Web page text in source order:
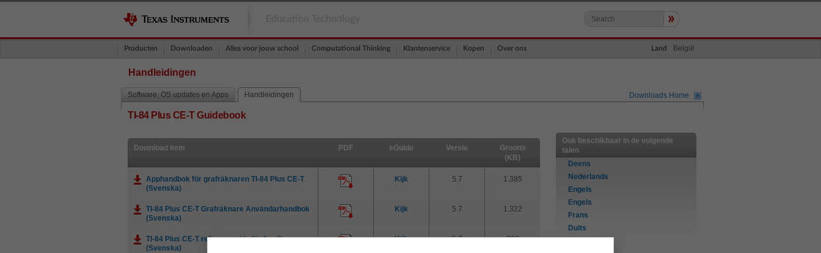
»
Producten Downloaden Alles voor jouw school Computational Thinking Klantenservice Kopen Over ons Land België
Handleidingen
Software, OS updates en Apps Handleidingen Downloads Home
TI-84 Plus CE-T Guidebook
Download item PDF eGuide Versie
Grootte
(KB)
Apphandbok för grafräknaren TI-84 Plus CE-T
(Svenska)
Kijk 5.7 1.385
TI-84 Plus CE-T Grafräknare Användarhandbok
(Svenska)
Kijk 5.7 1.322
TI-84 Plus CE-T referensguide för familjen
(Svenska)
Kijk 5.7 768
Ook beschikbaar in de volgende
talen
Deens
Nederlands
Engels
Engels
Frans
Duits